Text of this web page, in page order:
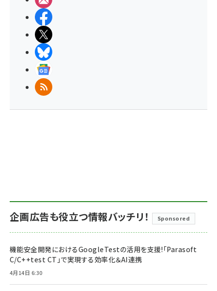
RSS
企画広告も役立つ情報バッチリ！ Sponsored
機能安全開発におけるGoogleTestの活用を支援!「Parasoft
C/C++test CT」で実現する効率化＆AI連携
4月14日 6:30